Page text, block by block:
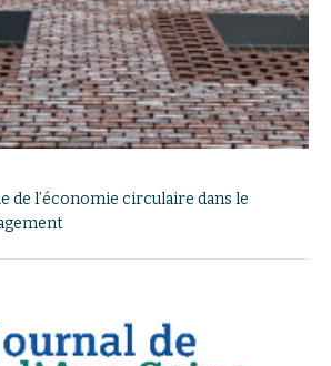
de l’économie circulaire dans le